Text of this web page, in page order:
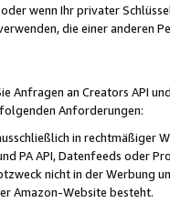
wenn Ihr privater
die einer anderen
Anfragen an Creators API
Anforderungen:
in rechtmäßiger
PA API, Datenfeeds oder
nicht in der Werbung
Amazon-Website besteht.